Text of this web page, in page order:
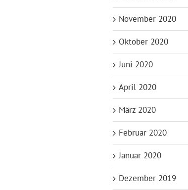
November 2020
Oktober 2020
Juni 2020
April 2020
März 2020
Februar 2020
Januar 2020
Dezember 2019